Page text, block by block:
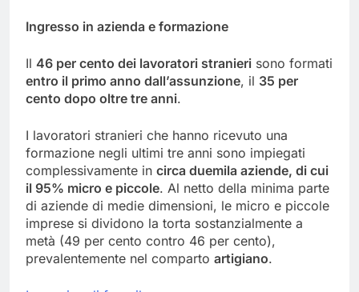
Ingresso in azienda e formazione
Il 46 per cento dei lavoratori stranieri sono formati
entro il primo anno dall’assunzione, il 35 per
cento dopo oltre tre anni.
I lavoratori stranieri che hanno ricevuto una
formazione negli ultimi tre anni sono impiegati
complessivamente in circa duemila aziende, di cui
il 95% micro e piccole. Al netto della minima parte
di aziende di medie dimensioni, le micro e piccole
imprese si dividono la torta sostanzialmente a
metà (49 per cento contro 46 per cento),
prevalentemente nel comparto artigiano.